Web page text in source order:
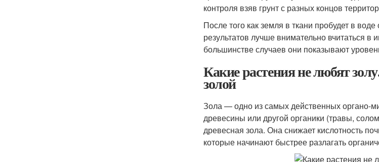
контроля взяв грунт с разных концов
После того как земля в ткани пробудет в
результатов лучше внимательно вчитаться
большинстве случаев они показывают
Какие растения не любят
золой
Зола — одно из самых действенных органо-
древесины или другой органики (травы,
древесная зола. Она снижает кислотность
которые начинают быстрее разлагать